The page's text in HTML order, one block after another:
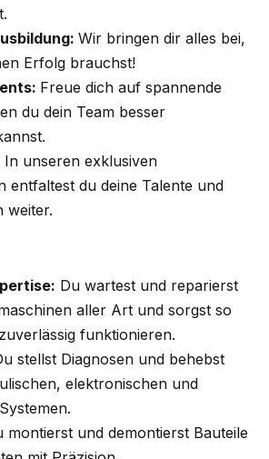
Wir bringen dir alles bei,
Erfolg brauchst!
Freue dich auf spannende
du dein Team besser
In unseren exklusiven
entfaltest du deine Talente und
weiter.
Du wartest und reparierst
aller Art und sorgst so
funktionieren.
stellst Diagnosen und behebst
elektronischen und
montierst und demontierst Bauteile